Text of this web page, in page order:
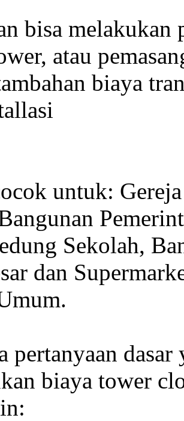
bisa melakukan
atau
biaya
untuk:
Sekolah,
dan
pertanyaan
biaya tower